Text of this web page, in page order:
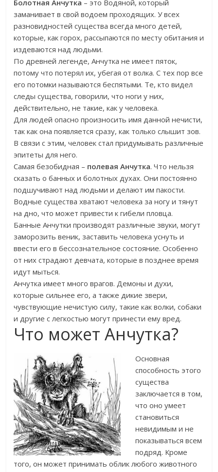
Болотная Анчутка – это Водяной, который
заманивает в свой водоем проходящих. У всех
разновидностей существа всегда много детей,
которые, как горох, рассыпаются по месту обитания и
издеваются над людьми.
По древней легенде, Анчутка не имеет пяток,
потому что потерял их, убегая от волка. С тех пор все
его потомки называются беспятыми. Те, кто видел
следы существа, говорили, что ноги у них,
действительно, не такие, как у человека.
Для людей опасно произносить имя данной нечисти,
так как она появляется сразу, как только слышит зов.
В связи с этим, человек стал придумывать различные
эпитеты для него.
Самая безобидная – полевая Анчутка. Что нельзя
сказать о банных и болотных духах. Они постоянно
подшучивают над людьми и делают им пакости.
Водные существа хватают человека за ногу и тянут
на дно, что может привести к гибели пловца.
Банные Анчутки производят различные звуки, могут
заморозить веник, заставить человека уснуть и
ввести его в бессознательное состояние. Особенно
от них страдают девчата, которые в позднее время
идут мыться.
Анчутка имеет много врагов. Демоны и духи,
которые сильнее его, а также дикие звери,
чувствующие нечистую силу, такие как волки, собаки
и другие с легкостью могут принести ему вред.
Что может Анчутка?
Основная
способность этого
существа
заключается в том,
что оно умеет
становиться
невидимым и не
показываться всем
подряд. Кроме
того, он может принимать облик любого животного